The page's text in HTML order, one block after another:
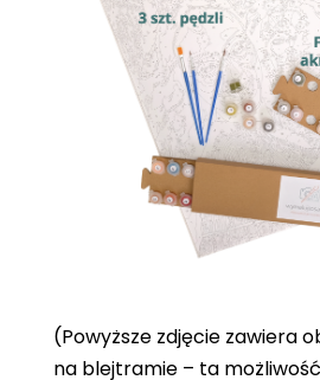
(Powyższe zdjęcie zawiera
na blejtramie – ta